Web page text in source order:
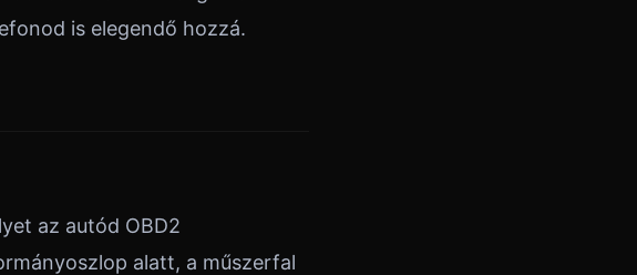
is elegendő hozzá.
az autód OBD2
alatt, a műszerfal